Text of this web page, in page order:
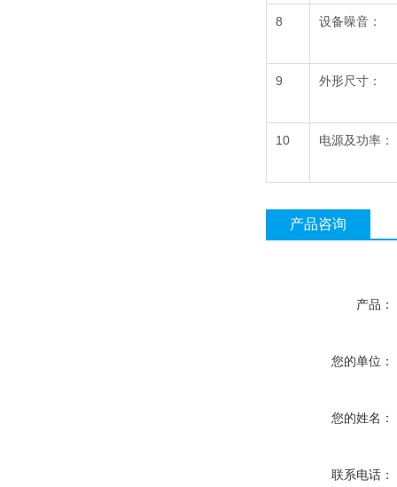
8 设备噪音：
9 外形尺寸：
10 电源及功率：
产品咨询
产品：
您的单位：
您的姓名：
联系电话：